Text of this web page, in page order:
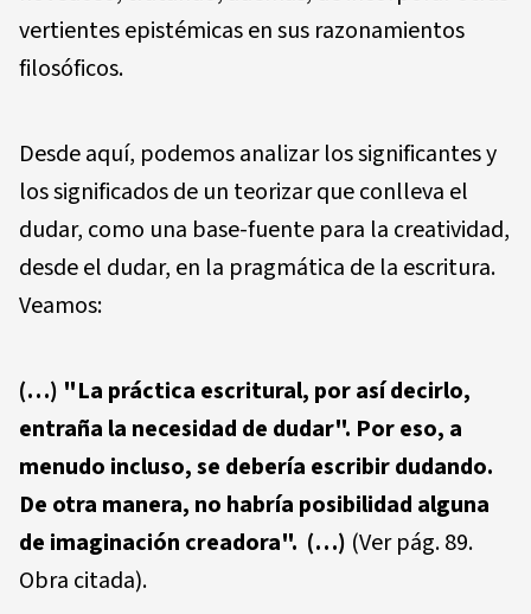
vertientes epistémicas en sus razonamientos
filosóficos.
Desde aquí, podemos analizar los significantes y
los significados de un teorizar que conlleva el
dudar, como una base-fuente para la creatividad,
desde el dudar, en la pragmática de la escritura.
Veamos:
(…) "La práctica escritural, por así decirlo,
entraña la necesidad de dudar". Por eso, a
menudo incluso, se debería escribir dudando.
De otra manera, no habría posibilidad alguna
de imaginación creadora". (…) (Ver pág. 89.
Obra citada).